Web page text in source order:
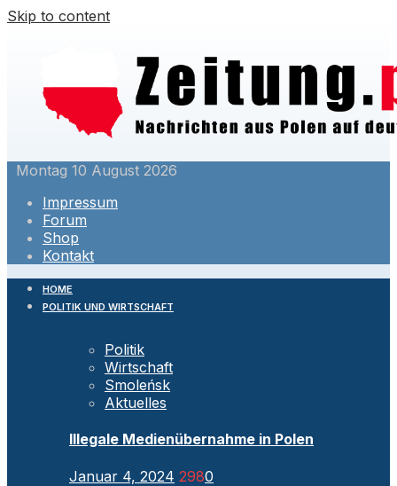
Skip to content
Montag 10 August 2026
Impressum
Forum
Shop
Kontakt
HOME
POLITIK UND WIRTSCHAFT
Politik
Wirtschaft
Smoleńsk
Aktuelles
Illegale Medienübernahme in Polen
Januar 4, 2024 2980